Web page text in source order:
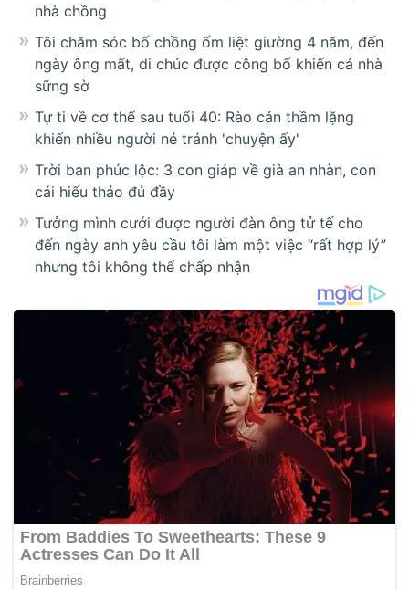
nhà chồng
Tôi chăm sóc bố chồng ốm liệt giường 4 năm, đến
ngày ông mất, di chúc được công bố khiến cả nhà
sững sờ
Tự ti về cơ thể sau tuổi 40: Rào cản thầm lặng
khiến nhiều người né tránh 'chuyện ấy'
Trời ban phúc lộc: 3 con giáp về già an nhàn, con
cái hiếu thảo đủ đầy
Tưởng mình cưới được người đàn ông tử tế cho
đến ngày anh yêu cầu tôi làm một việc “rất hợp lý”
nhưng tôi không thể chấp nhận